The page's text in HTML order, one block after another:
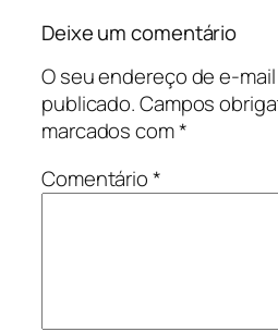
Deixe um comentário
O seu endereço de e-
publicado.Campos
marcados com*
Comentário*